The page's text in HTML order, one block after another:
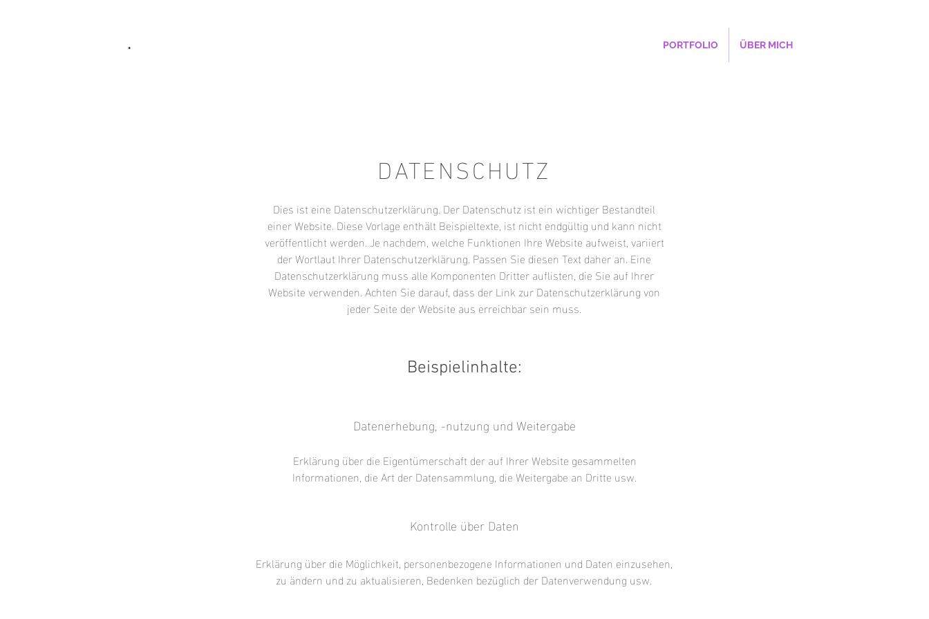
. PORTFOLIO ÜBER MICH
DATENSCHUTZ
Dies ist eine Datenschutzerklärung. Der Datenschutz ist ein wichtiger Bestandteil
einer Website. Diese Vorlage enthält Beispieltexte, ist nicht endgültig und kann nicht
veröffentlicht werden. Je nachdem, welche Funktionen Ihre Website aufweist, variiert
der Wortlaut Ihrer Datenschutzerklärung. Passen Sie diesen Text daher an. Eine
Datenschutzerklärung muss alle Komponenten Dritter auflisten, die Sie auf Ihrer
Website verwenden. Achten Sie darauf, dass der Link zur Datenschutzerklärung von
jeder Seite der Website aus erreichbar sein muss.
Beispielinhalte:
Datenerhebung, -nutzung und Weitergabe
Erklärung über die Eigentümerschaft der auf Ihrer Website gesammelten
Informationen, die Art der Datensammlung, die Weitergabe an Dritte usw.
Kontrolle über Daten
Erklärung über die Möglichkeit, personenbezogene Informationen und Daten einzusehen,
zu ändern und zu aktualisieren, Bedenken bezüglich der Datenverwendung usw.